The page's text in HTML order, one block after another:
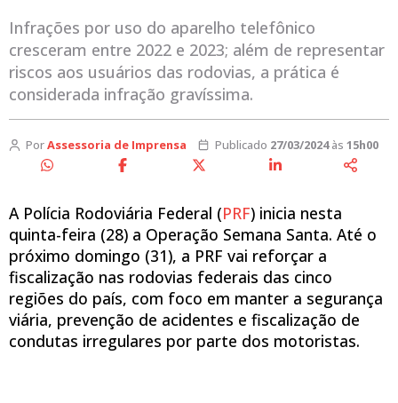
Infrações por uso do aparelho telefônico
cresceram entre 2022 e 2023; além de representar
riscos aos usuários das rodovias, a prática é
considerada infração gravíssima.
PorAssessoria de Imprensa Publicado 27/03/2024às 15h00
A Polícia Rodoviária Federal (PRF) inicia nesta
quinta-feira (28) a Operação Semana Santa. Até o
próximo domingo (31), a PRF vai reforçar a
fiscalização nas rodovias federais das cinco
regiões do país, com foco em manter a segurança
viária, prevenção de acidentes e fiscalização de
condutas irregulares por parte dos motoristas.